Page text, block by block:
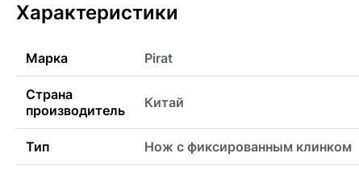
Характеристики
Марка Pirat
Страна
производитель
Китай
Тип Нож с фиксированным клинком